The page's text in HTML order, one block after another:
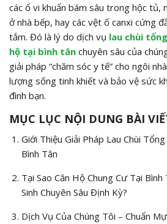
các ổ vi khuẩn bám sâu trong hộc tủ,
ở nhà bếp, hay các vệt ố canxi cứng
tắm. Đó là lý do dịch vụ lau chùi
hộ tại bình tân chuyên sâu của
giải pháp “chăm sóc y tế” cho ngôi
lượng sống tinh khiết và bảo vệ sức
đình bạn.
MỤC LỤC NỘI DUNG BÀI
Giới Thiệu Giải Pháp Lau Chùi
Bình Tân
Tại Sao Căn Hộ Chung Cư Tại
Sinh Chuyên Sâu Định Kỳ?
Dịch Vụ Của Chúng Tôi – Chuẩn